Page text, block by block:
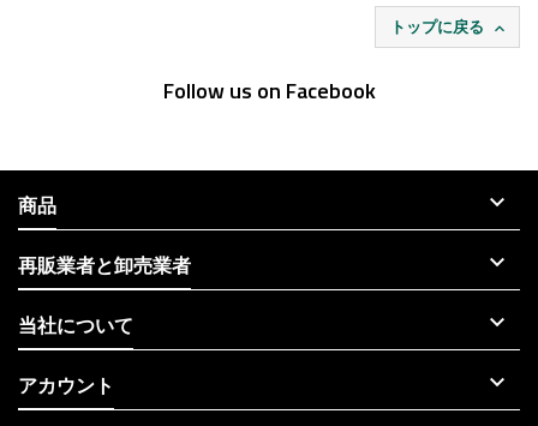
トップに戻る 
Follow us on Facebook
商品 
再販業者と卸売業者 
当社について 
アカウント 